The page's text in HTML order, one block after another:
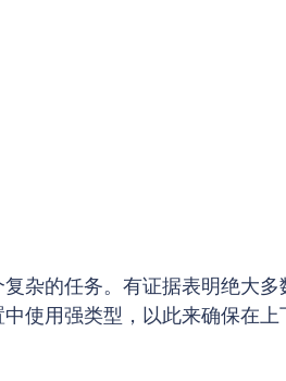
杂的任务。有证据表明绝大
使用强类型，以此来确保在